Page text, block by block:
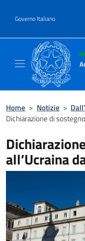
Governo Italiano
Intestazione
Home > Notizie >
Dichiarazione di
all’Ucraina